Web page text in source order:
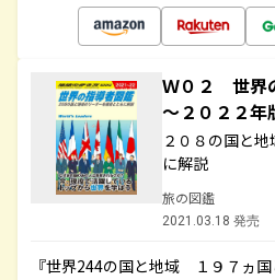
Ｗ０２ 世界
～２０２２
２０８の国と
に解説
旅の図鑑
2021.03.18 発売
『世界244の国と地域 １９７ヵ